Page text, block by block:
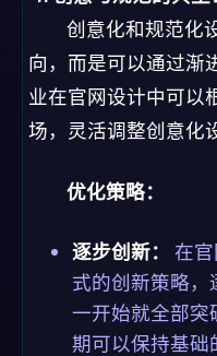
创意化和规范化
向，而是可以通过渐
业在官网设计中可以
场，灵活调整创意化
优化策略：
逐步创新：
在
式的创新策略，
一开始就全部突
期可以保持基础